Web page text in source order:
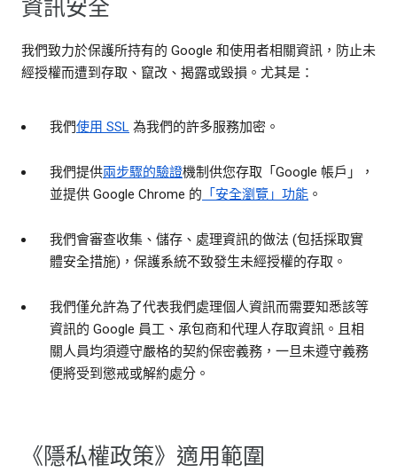
資訊安全
我們致力於保護所持有的 Google 和使用者相關資訊，防止未
經授權而遭到存取、竄改、揭露或毀損。尤其是：
我們使用 SSL 為我們的許多服務加密。
我們提供兩步驟的驗證機制供您存取「Google 帳戶」，
並提供 Google Chrome 的 「安全瀏覽」功能 。
我們會審查收集、儲存、處理資訊的做法 (包括採取實
體安全措施)，保護系統不致發生未經授權的存取。
我們僅允許為了代表我們處理個人資訊而需要知悉該等
資訊的 Google 員工、承包商和代理人存取資訊。且相
關人員均須遵守嚴格的契約保密義務，一旦未遵守義務
便將受到懲戒或解約處分。
《隱私權政策》適用範圍